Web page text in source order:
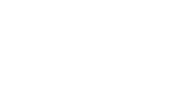
ihr zu.